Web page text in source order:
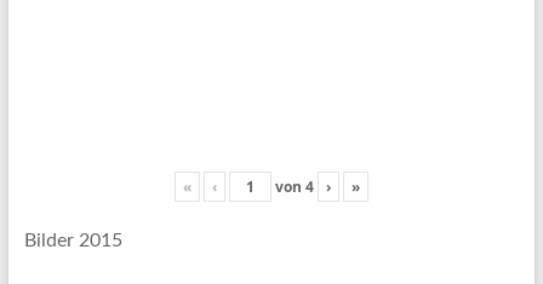
« ‹ von 4 › »
Bilder 2015